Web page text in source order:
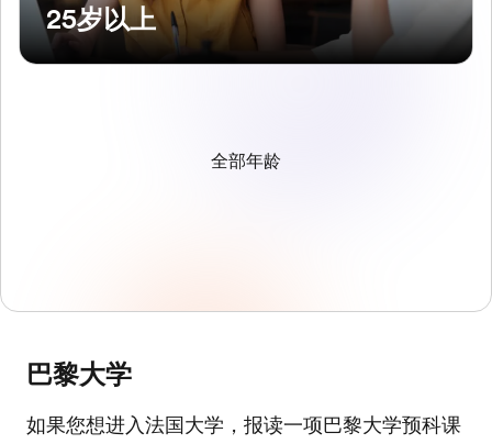
25岁以上
全部年龄
巴黎大学
如果您想进入法国大学，报读一项巴黎大学预科课